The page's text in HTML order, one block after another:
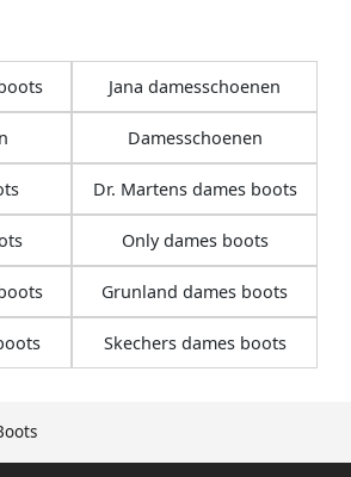
Jana damesschoenen
Damesschoenen
Dr. Martens dames boots
Only dames boots
Grunland dames boots
Skechers dames boots